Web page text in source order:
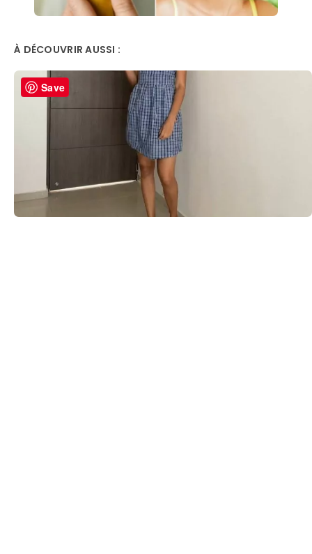
À DÉCOUVRIR AUSSI :
Save